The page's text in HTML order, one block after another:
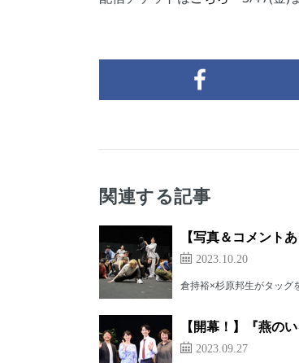
関連する記事
【写真＆コメント
2023.10.20
倉持裕×杉原邦⽣がタッグ
【開幕！】『燕の
2023.09.27